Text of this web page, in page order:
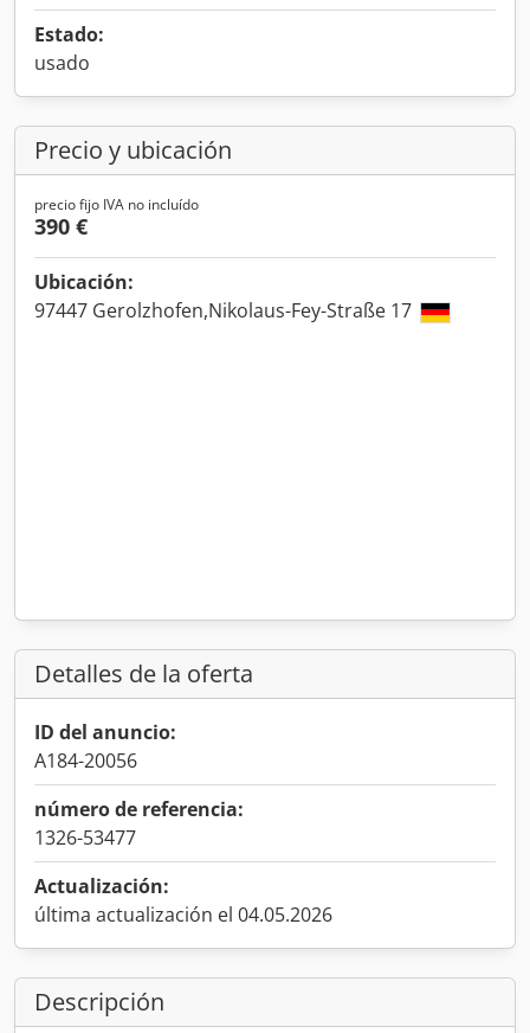
Estado:
usado
Precio y ubicación
precio fijo IVA no incluído
390 €
Ubicación:
97447 Gerolzhofen,Nikolaus-Fey-Straße 17
Detalles de la oferta
ID del anuncio:
A184-20056
número de referencia:
1326-53477
Actualización:
última actualización el 04.05.2026
Descripción